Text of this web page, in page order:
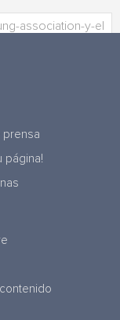
prensa
página!